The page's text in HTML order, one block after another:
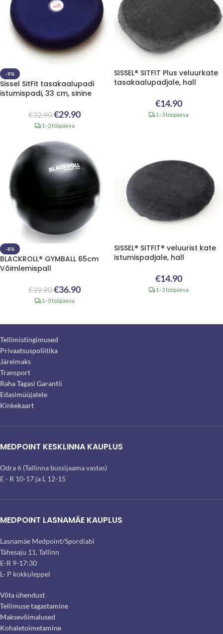
-9%
Sissel SitFit tasakaalupadi
istumispadi, 33 cm, sinine
€32.90€29.90
1–3 tööpäeva
SISSEL® SITFIT Plus veluurkate
tasakaalupadjale, hall
€14.90
1–3 tööpäeva
-8%
BLACKROLL® GYMBALL 65cm
Võimlemispall
€39.90€36.90
1–3 tööpäeva
SISSEL® SITFIT® veluurist kate
istumispadjale, hall
€14.90
1–3 tööpäeva
Tellimistingimused
Privaatsuspoliitika
Järelmaks
Transport
Raha Tagasi Garantii
Edasimüüjatele
Kinkekaart
MEDPOINT KESKLINNA KAUPLUS
Odra 6 (Tallinna bussijaama vastas)
E - R 10-17 ja L 12-15
MEDPOINT LASNAMÄE KAUPLUS
Lasnamäe Medpoint/Spordiabi
Tähesaju 11, Tallinn
E-R 9-17:30
L- P kokkuleppel
Võta ühendust
Tellimuse tagastamine
Maksevõimalused
Kohaletoimetamine